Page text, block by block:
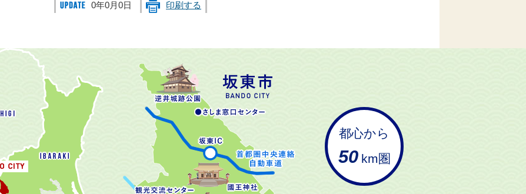
0年0月0日 印刷する
都心から
50 km圏